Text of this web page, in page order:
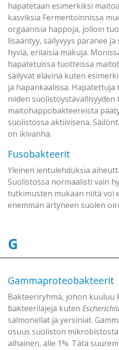
hapatetaan esimerkiksi
kasviksia Fermentoinnissa
orgaanisia happoja, jolloin
lisääntyy, säilyvyys paranee
hyviä, erilaisia makuja.
hapatetuissa tuotteissa
säilyvät elävinä kuten
ja hapankaalissa.
niiden suolistoystävällisyyden
maitohappobakteereista
suolistossa aktiivisena.
on ikivanha.
Fusobakteerit
Yleinen ientulehduksia
Suolistossa normaalisti vain
tutkimusten mukaan niitä voi
enemmän ärtyneen suolen
G
Gammaproteobakteerit
Bakteeriryhmä, johon kuuluu
bakteerilajeja kuten
salmonellat ja yersiniat.
osuus suoliston
alhainen, alle 1%. Tätä